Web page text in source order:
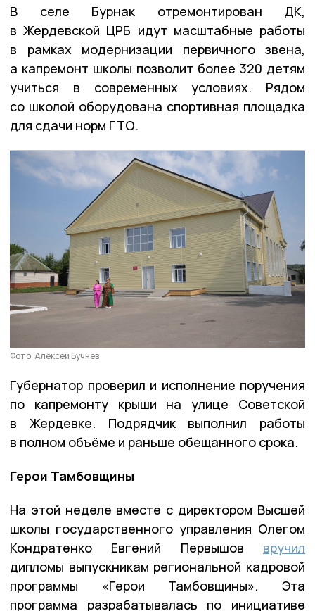
В селе Бурнак отремонтирован ДК,
в Жердевской ЦРБ идут масштабные работы
в рамках модернизации первичного звена,
а капремонт школы позволит более 320 детям
учиться в современных условиях. Рядом
со школой оборудована спортивная площадка
для сдачи норм ГТО.
Фото: Алексей Бучнев
Губернатор проверил и исполнение поручения
по капремонту крыши на улице Советской
в Жердевке. Подрядчик выполнил работы
в полном объёме и раньше обещанного срока.
Герои Тамбовщины
На этой неделе вместе с директором Высшей
школы государственного управления Олегом
Кондратенко Евгений Первышов вручил
дипломы выпускникам региональной кадровой
программы «Герои Тамбовщины». Эта
программа разрабатывалась по инициативе